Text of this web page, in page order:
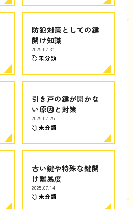
防犯対策としての鍵
開け知識
2025.07.31
未分類
引き戸の鍵が開かな
い原因と対策
2025.07.25
未分類
古い鍵や特殊な鍵開
け難易度
2025.07.14
未分類